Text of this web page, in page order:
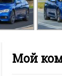
Мой